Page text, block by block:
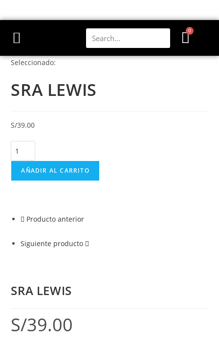
0
Seleccionado:
SRA LEWIS
S/39.00
AÑADIR AL CARRITO
Producto anterior
Siguiente producto
SRA LEWIS
S/39.00